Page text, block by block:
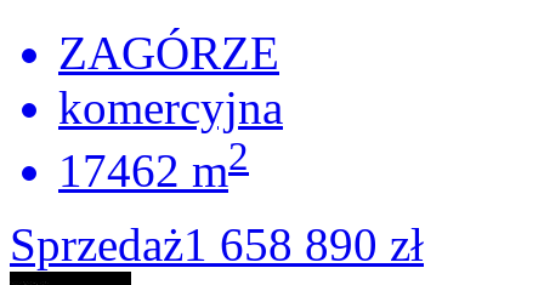
ZAGÓRZE
komercyjna
17462 m2
Sprzedaż1 658 890 zł